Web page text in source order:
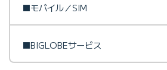
■モバイル／SIM
■BIGLOBEサービス